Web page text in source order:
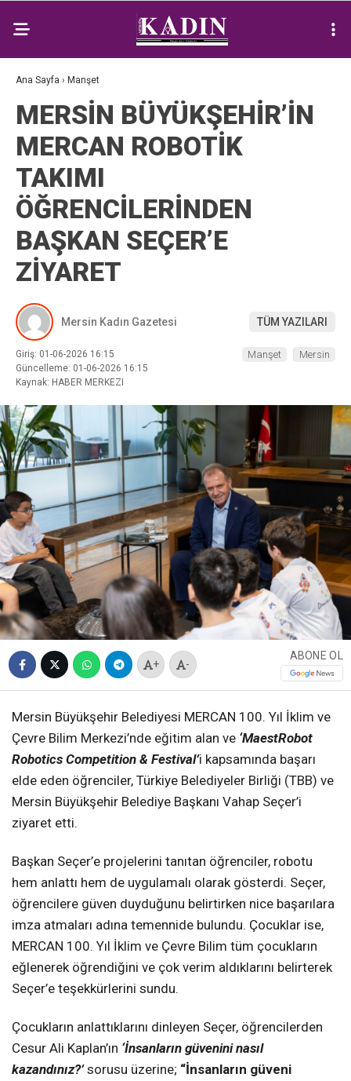
Ana Sayfa › Manşet
MERSİN BÜYÜKŞEHİR’İN
MERCAN ROBOTİK
TAKIMI
ÖĞRENCİLERİNDEN
BAŞKAN SEÇER’E
ZİYARET
Mersin Kadın Gazetesi TÜM YAZILARI
Giriş: 01-06-2026 16:15
Güncelleme: 01-06-2026 16:15
Kaynak: HABER MERKEZI
Manşet Mersin
+ -
ABONE OL
Mersin Büyükşehir Belediyesi MERCAN 100. Yıl İklim ve
Çevre Bilim Merkezi’nde eğitim alan ve ‘MaestRobot
Robotics Competition & Festival’i kapsamında başarı
elde eden öğrenciler, Türkiye Belediyeler Birliği (TBB) ve
Mersin Büyükşehir Belediye Başkanı Vahap Seçer’i
ziyaret etti.
Başkan Seçer’e projelerini tanıtan öğrenciler, robotu
hem anlattı hem de uygulamalı olarak gösterdi. Seçer,
öğrencilere güven duyduğunu belirtirken nice başarılara
imza atmaları adına temennide bulundu. Çocuklar ise,
MERCAN 100. Yıl İklim ve Çevre Bilim tüm çocukların
eğlenerek öğrendiğini ve çok verim aldıklarını belirterek
Seçer’e teşekkürlerini sundu.
Çocukların anlattıklarını dinleyen Seçer, öğrencilerden
Cesur Ali Kaplan’ın ‘İnsanların güvenini nasıl
kazandınız?’sorusu üzerine; “İnsanların güveni